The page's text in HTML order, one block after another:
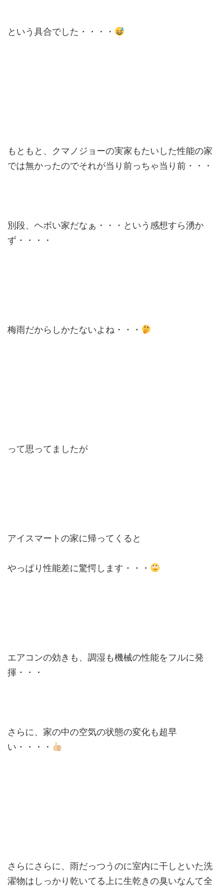
という具合でした・・・・
もともと、クマノジョーの実家もたいした性能の家
では無かったのでそれが当り前っちゃ当り前・・・
別段、ヘボい家だなぁ・・・という感想すら湧か
ず・・・・
梅雨だからしかたないよね・・・
って思ってましたが
アイスマートの家に帰ってくると
やっぱり性能差に驚愕します・・・
エアコンの効きも、調湿も機械の性能をフルに発
揮・・・
さらに、家の中の空気の状態の変化も超早
い・・・・
さらにさらに、雨だっつうのに室内に干しといた洗
濯物はしっかり乾いてる上に生乾きの臭いなんて全